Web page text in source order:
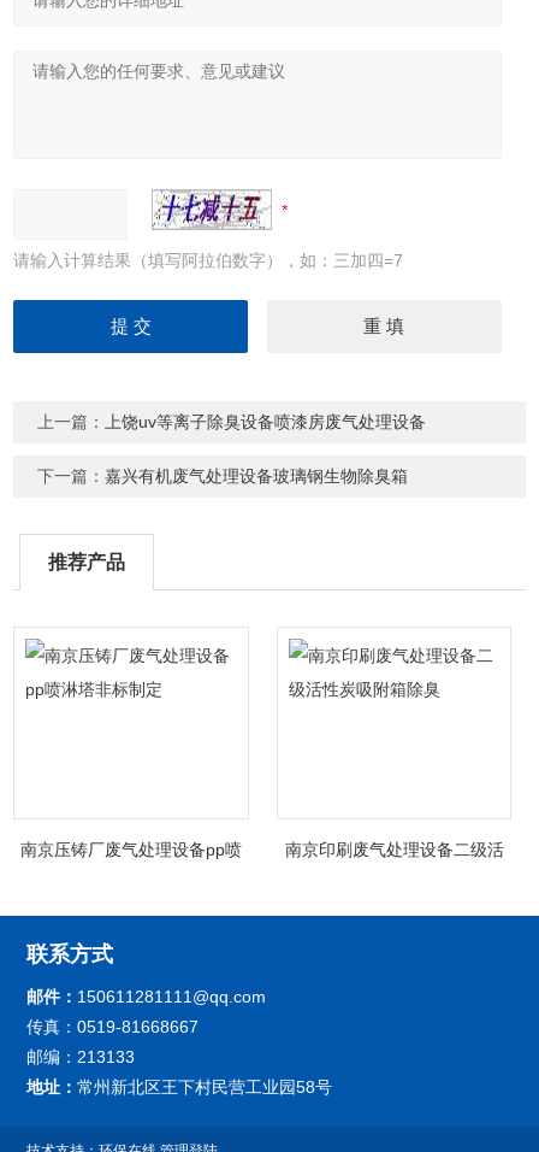
请输入计算结果（填写阿拉伯数字），如：三加四=7
上一篇： 上饶uv等离子除臭设备喷漆房废气处理设备
下一篇：嘉兴有机废气处理设备玻璃钢生物除臭箱
推荐产品
南京压铸厂废气处理设备pp喷
南京印刷废气处理设备二级活
联系方式
邮件： 150611281111@qq.com
传真：0519-81668667
邮编：213133
地址：常州新北区王下村民营工业园58号